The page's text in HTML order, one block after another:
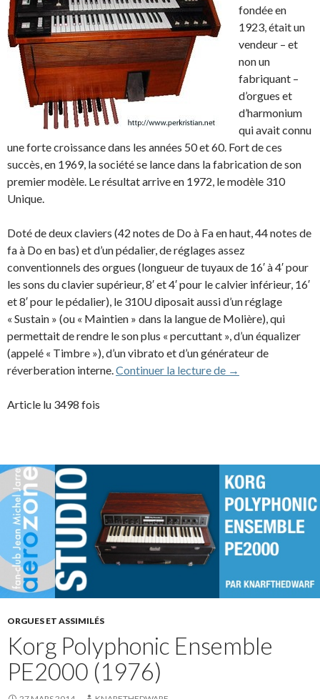
fondée en
1923, était un
vendeur – et
non un
fabriquant –
d’orgues et
d’harmonium
qui avait connu
une forte croissance dans les années 50 et 60. Fort de ces
succès, en 1969, la société se lance dans la fabrication de son
premier modèle. Le résultat arrive en 1972, le modèle 310
Unique.
Doté de deux claviers (42 notes de Do à Fa en haut, 44 notes de
fa à Do en bas) et d’un pédalier, de réglages assez
conventionnels des orgues (longueur de tuyaux de 16′ à 4′ pour
les sons du clavier supérieur, 8′ et 4′ pour le calvier inférieur, 16′
et 8′ pour le pédalier), le 310U diposait aussi d’un réglage
« Sustain » (ou « Maintien » dans la langue de Molière), qui
permettait de rendre le son plus « percuttant », d’un équalizer
(appelé « Timbre »), d’un vibrato et d’un générateur de
réverberation interne.Continuer la lecture de Eminent 310U
→
Article lu 3498 fois
ORGUES ET ASSIMILÉS
Korg Polyphonic Ensemble
PE2000 (1976)